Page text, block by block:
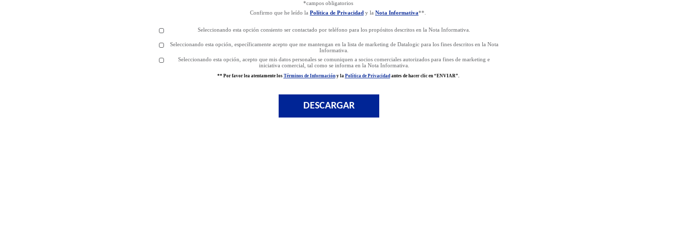
*campos obligatorios
Confirmo que he leído la Política de Privacidad y la Nota Informativa**.
Seleccionando esta opción consiento ser contactado por teléfono para los propósitos descritos en la Nota Informativa.
Seleccionando esta opción, específicamente acepto que me mantengan en la lista de marketing de Datalogic para los fines descritos en la Nota
Informativa.
Seleccionando esta opción, acepto que mis datos personales se comuniquen a socios comerciales autorizados para fines de marketing e
iniciativa comercial, tal como se informa en la Nota Informativa.
** Por favor lea atentamente los Términos de Informacióny la Política de Privacidadantes de hacer clic en “ENVIAR”.